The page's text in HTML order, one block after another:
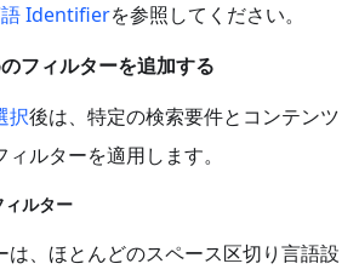
Identifierを参照してください。
フィルターを追加する
択後は、特定の検索要件とコンテンツ
ルターを適用します。
ルター
は、ほとんどのスペース区切り言語設